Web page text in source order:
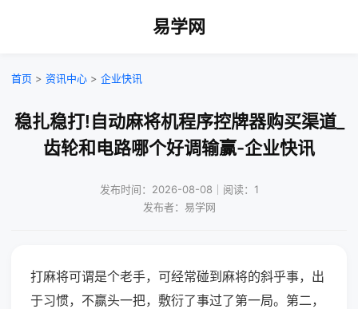
易学网
首页 > 资讯中心 > 企业快讯
稳扎稳打!自动麻将机程序控牌器购买渠道_
齿轮和电路哪个好调输赢-企业快讯
发布时间：2026-08-08｜阅读：1
发布者：易学网
打麻将可谓是个老手，可经常碰到麻将的斜乎事，出
于习惯，不赢头一把，敷衍了事过了第一局。第二，